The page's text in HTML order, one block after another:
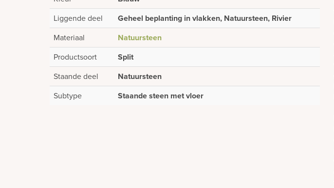
Liggende deel Geheel beplanting in vlakken, Natuursteen, Rivier
Materiaal Natuursteen
Productsoort Split
Staande deel Natuursteen
Subtype Staande steen met vloer